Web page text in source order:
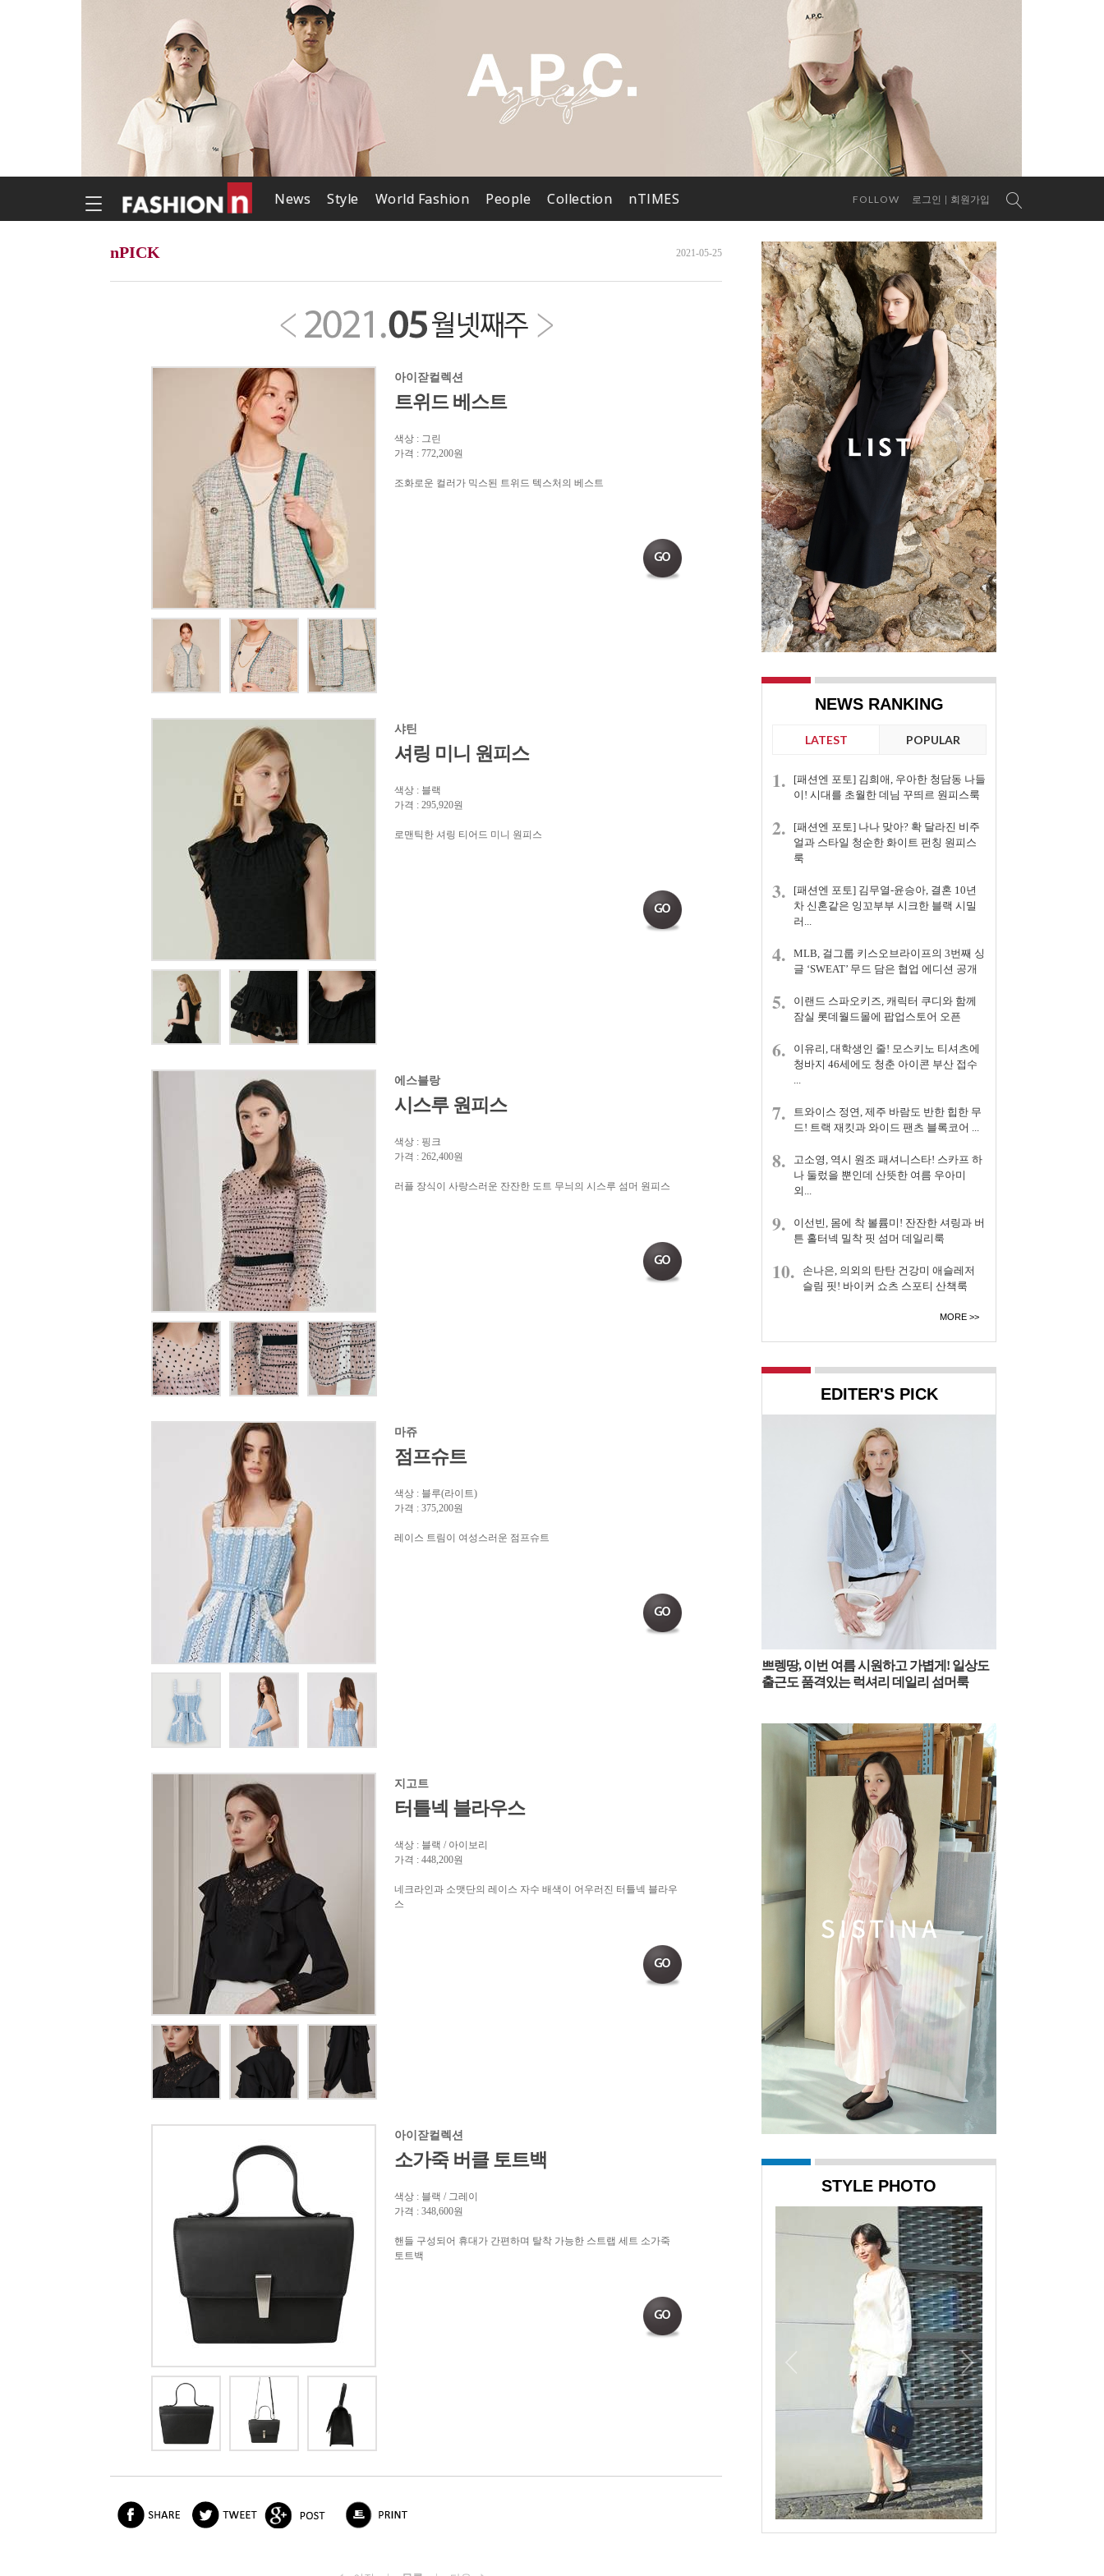
News Style World Fashion People Collection nTIMES FOLLOW 로그인 회원가입
nPICK 2021-05-25
아이잗컬렉션
트위드 베스트
색상 : 그린
가격 : 772,200원
조화로운 컬러가 믹스된 트위드 텍스처의 베스트
샤틴
셔링 미니 원피스
색상 : 블랙
가격 : 295,920원
로맨틱한 셔링 티어드 미니 원피스
에스블랑
시스루 원피스
색상 : 핑크
가격 : 262,400원
러플 장식이 사랑스러운 잔잔한 도트 무늬의 시스루 섬머 원피스
마쥬
점프슈트
색상 : 블루(라이트)
가격 : 375,200원
레이스 트림이 여성스러운 점프슈트
지고트
터틀넥 블라우스
색상 : 블랙 / 아이보리
가격 : 448,200원
네크라인과 소맷단의 레이스 자수 배색이 어우러진 터틀넥 블라우
스
아이잗컬렉션
소가죽 버클 토트백
색상 : 블랙 / 그레이
가격 : 348,600원
핸들 구성되어 휴대가 간편하며 탈착 가능한 스트랩 세트 소가죽
토트백
NEWS RANKING
LATEST POPULAR
1.
[패션엔 포토] 김희애, 우아한 청담동 나들
이! 시대를 초월한 데님 꾸띄르 원피스룩
2.
[패션엔 포토] 나나 맞아? 확 달라진 비주
얼과 스타일 청순한 화이트 펀칭 원피스
룩
3.
[패션엔 포토] 김무열-윤승아, 결혼 10년
차 신혼같은 잉꼬부부 시크한 블랙 시밀
러...
4.
MLB, 걸그룹 키스오브라이프의 3번째 싱
글 ‘SWEAT’ 무드 담은 협업 에디션 공개
5.
이랜드 스파오키즈, 캐릭터 쿠디와 함께
잠실 롯데월드몰에 팝업스토어 오픈
6.
이유리, 대학생인 줄! 모스키노 티셔츠에
청바지 46세에도 청춘 아이콘 부산 접수
...
7.
트와이스 정연, 제주 바람도 반한 힙한 무
드! 트랙 재킷과 와이드 팬츠 블록코어 ...
8.
고소영, 역시 원조 패셔니스타! 스카프 하
나 둘렀을 뿐인데 산뜻한 여름 우아미
외...
9.
이선빈, 몸에 착 볼륨미! 잔잔한 셔링과 버
튼 홀터넥 밀착 핏 섬머 데일리룩
10.
손나은, 의외의 탄탄 건강미 애슬레저
슬림 핏! 바이커 쇼츠 스포티 산책룩
MORE
EDITER'S PICK
쁘렝땅, 이번 여름 시원하고 가볍게! 일상도
출근도 품격있는 럭셔리 데일리 섬머룩
STYLE PHOTO